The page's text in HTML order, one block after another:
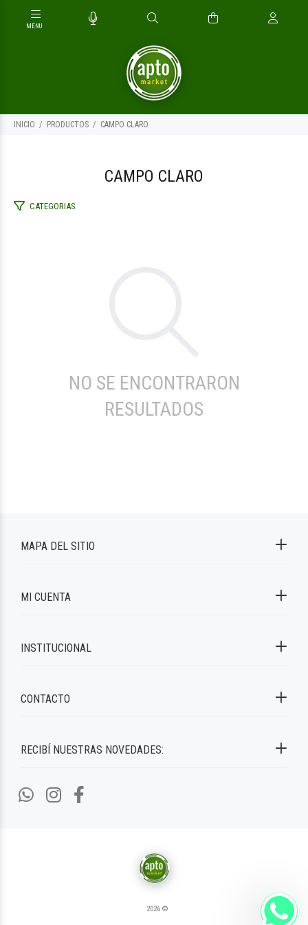
INICIO PRODUCTOS CAMPO CLARO
CAMPO CLARO
CATEGORIAS
NO SE ENCONTRARON
RESULTADOS
RECIBÍ NUESTRAS NOVEDADES:
MAPA DEL SITIO
MI CUENTA
INSTITUCIONAL
CONTACTO
2026 ©